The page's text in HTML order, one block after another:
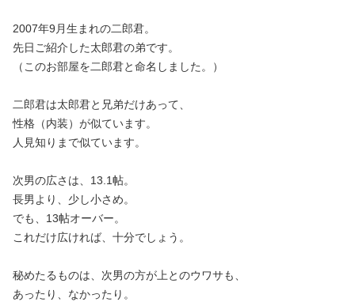
2007年9月生まれの二郎君。
先日ご紹介した太郎君の弟です。
（このお部屋を二郎君と命名しました。）
二郎君は太郎君と兄弟だけあって、
性格（内装）が似ています。
人見知りまで似ています。
次男の広さは、13.1帖。
長男より、少し小さめ。
でも、13帖オーバー。
これだけ広ければ、十分でしょう。
秘めたるものは、次男の方が上とのウワサも、
あったり、なかったり。